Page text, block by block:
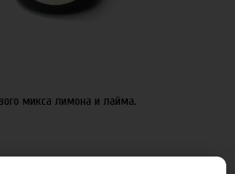
микса лимона и лайма.